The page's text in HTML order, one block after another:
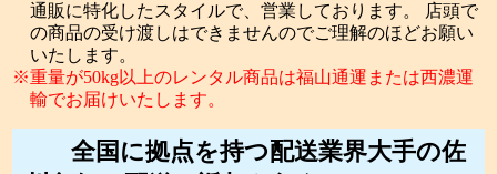
通販に特化したスタイルで、営業しております。 店頭で
の商品の受け渡しはできませんのでご理解のほどお願い
いたします。
重量が50kg以上のレンタル商品は福山通運または西濃運
輸でお届けいたします。
全国に拠点を持つ配送業界大手の佐